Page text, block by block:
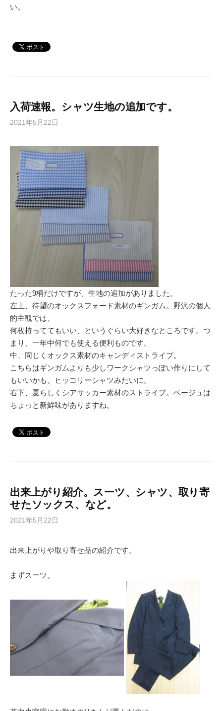
い。
入荷速報。シャツ生地の追加です。
2021年5月22日
たった9柄だけですが、生地の追加がありました。
左上、待望のオックスフォード素材のギンガム。野沢の個人
的主観では、
何枚持っててもいい、というぐらい大好きなところです。つ
まり、一年中何でも使える便利ものです。
中、同じくオックス素材のキャンディストライプ。
こちらはギンガムよりも少しワークシャツっぽい作りにして
もいいかも。ヒッコリーシャツみたいに。
右下、夏らしくシアサッカー素材のストライプ。ベージュは
ちょっと新鮮味がありますね。
出来上がり紹介。スーツ、シャツ、取り寄
せたソックス、など。
2021年5月22日
出来上がりや取り寄せ品の紹介です。
まずスーツ。